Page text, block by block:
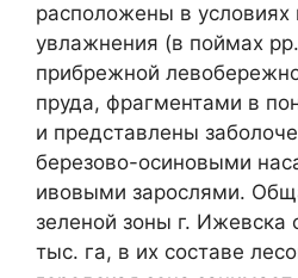
расположены в условиях
увлажнения (в поймах
прибрежной
пруда, фрагментами в
и представлены
березово-осиновыми
ивовыми зарослями.
зеленой зоны г. Ижевска
тыс. га, в их составе